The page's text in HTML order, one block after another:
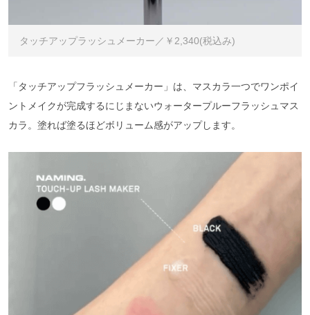
タッチアップラッシュメーカー／￥2,340(税込み)
「タッチアップフラッシュメーカー」は、マスカラ一つでワンポイ
ントメイクが完成するにじまないウォータープルーフラッシュマス
カラ。塗れば塗るほどボリューム感がアップします。